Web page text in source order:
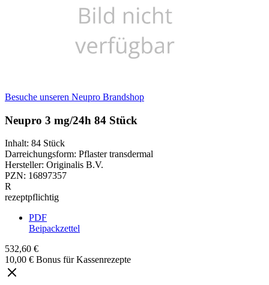
Besuche unseren Neupro Brandshop
Neupro 3 mg/24h 84 Stück
Inhalt: 84 Stück
Darreichungsform: Pflaster transdermal
Hersteller: Originalis B.V.
PZN: 16897357
R
rezeptpflichtig
PDF
Beipackzettel
532,60 €
10,00 € Bonus für Kassenrezepte